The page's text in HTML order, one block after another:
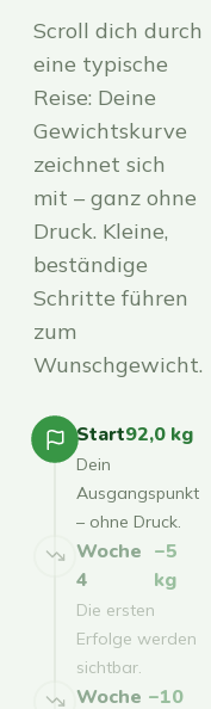
Scroll dich durch
eine typische
Reise: Deine
Gewichtskurve
zeichnet sich
mit – ganz ohne
Druck. Kleine,
beständige
Schritte führen
zum
Wunschgewicht.
Start92,0 kg
Dein
Ausgangspunkt
– ohne Druck.
Woche
4
−5
kg
Die ersten
Erfolge werden
sichtbar.
Woche −10